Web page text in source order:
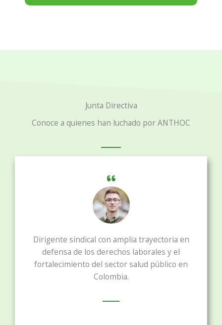
Junta Directiva
Conoce a quienes han luchado por ANTHOC
Dirigente sindical con amplia trayectoria en
defensa de los derechos laborales y el
fortalecimiento del sector salud público en
Colombia.